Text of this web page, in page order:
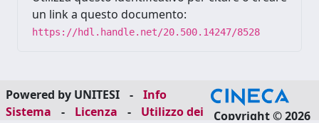
un link a questo documento:
https://hdl.handle.net/20.500.14247/8528
Powered by UNITESI -
Info
Sistema
- Licenza -
Utilizzo dei
Copyright © 2026